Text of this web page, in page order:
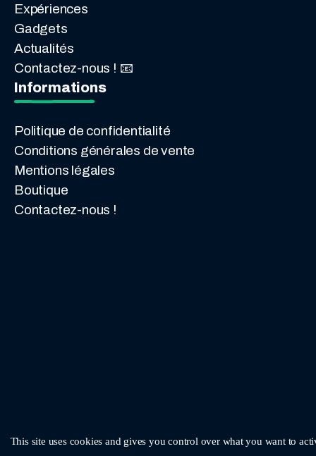
Expériences
Gadgets
Actualités
Contactez-nous ! 📧
Informations
Politique de confidentialité
Conditions générales de vente
Mentions légales
Boutique
Contactez-nous !
This site uses cookies and gives you control over what you want to